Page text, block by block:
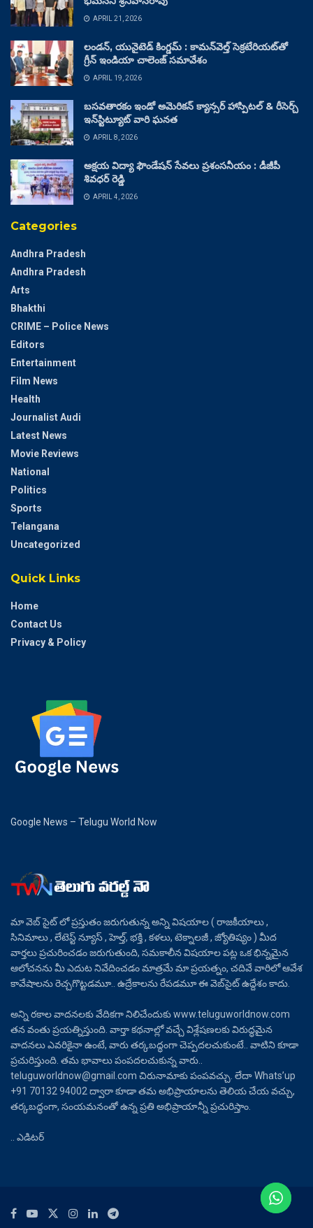
APRIL 21, 2026
లండన్, యునైటెడ్ కింగ్డమ్ : కామన్‌వెల్త్ సెక్రటేరియట్‌తో
గ్రీన్ ఇండియా చాలెంజ్ సమావేశం
APRIL 19, 2026
బసవతారకం ఇండో అమెరికన్ క్యాన్సర్ హాస్పిటల్ & రీసెర్చ్
ఇన్‌స్టిట్యూట్ వారి ఘనత
APRIL 8, 2026
అక్షయ విద్యా ఫౌండేషన్ సేవలు ప్రశంసనీయం : డీజీపీ
శివధర్ రెడ్డి
APRIL 4, 2026
Categories
Andhra Pradesh
Andhra Pradesh
Arts
Bhakthi
CRIME – Police News
Editors
Entertainment
Film News
Health
Journalist Audi
Latest News
Movie Reviews
National
Politics
Sports
Telangana
Uncategorized
Quick Links
Home
Contact Us
Privacy & Policy
Google News – Telugu World Now
మా వెబ్ సైట్ లో ప్రస్తుతం జరుగుతున్న అన్ని విషయాల ( రాజకీయాలు ,
సినిమాలు , లేటెస్ట్ న్యూస్ , హెల్త్, భక్తి , కళలు, టెక్నాలజీ , జ్యోతిష్యం ) మీద
వార్తలు ప్రచురించడం జరుగుతుంది, సమకాలీన విషయాల పట్ల ఒక భిన్నమైన
ఆలోచనను మీ ఎదుట నివేదించడం మాత్రమే మా ప్రయత్నం, చదివే వారిలో ఆవేశ
కావేషాలను రెచ్చగొట్టడమూ.. ఉద్రేకాలను రేపడమూ ఈ వెబ్‌సైట్ ఉద్దేశం కాదు.
అన్ని రకాల వాదనలకు వేదికగా నిలిచేందుకు www.teluguworldnow.com
తన వంతు ప్రయత్నిస్తుంది. వార్తా కథనాల్లో వచ్చే విశ్లేషణలకు విరుద్ధమైన
వాదనలు ఎవరికైనా ఉంటే, వారు తర్కబద్ధంగా చెప్పదలచుకుంటే.. వాటిని కూడా
ప్రచురిస్తుంది. తమ భావాలు పంపదలచుకున్న వారు..
teluguworldnow@gmail.com చిరునామాకు పంపవచ్చు. లేదా Whats’up
+91 70132 94002 ద్వారా కూడా తమ అభిప్రాయాలను తెలియ చేయ వచ్చు,
తర్కబద్ధంగా, సంయమనంతో ఉన్న ప్రతి అభిప్రాయాన్నీ ప్రచురిస్తాం.
.. ఎడిటర్